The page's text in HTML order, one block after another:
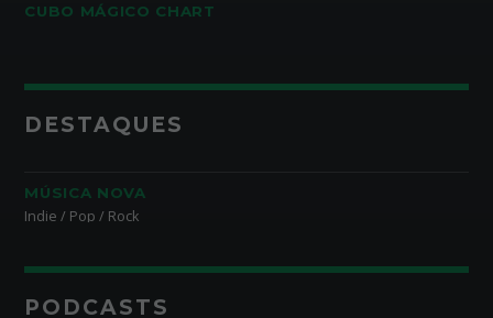
CUBO MÁGICO CHART
DESTAQUES
MÚSICA NOVA
Indie / Pop / Rock
PODCASTS